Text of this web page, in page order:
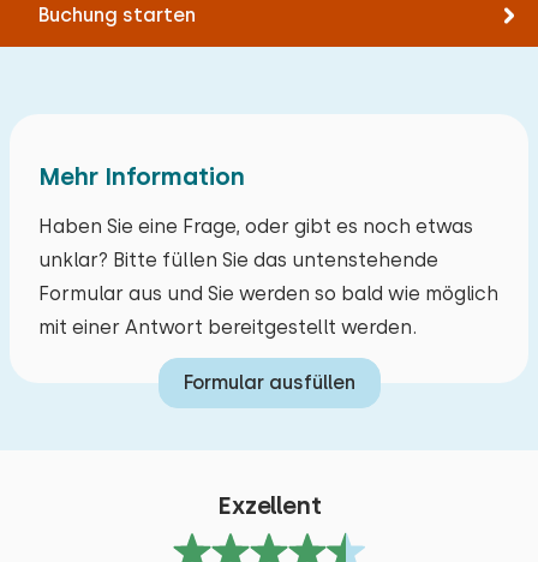
Buchung starten
Mehr Information
Haben Sie eine Frage, oder gibt es noch etwas
unklar? Bitte füllen Sie das untenstehende
Formular aus und Sie werden so bald wie möglich
mit einer Antwort bereitgestellt werden.
Formular ausfüllen
Exzellent